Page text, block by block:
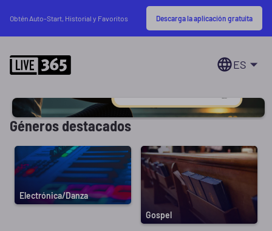
Obtén Auto-Start, Historial y Favoritos Descarga la aplicación gratuita
ES
Géneros destacados
Electrónica/Danza
Gospel